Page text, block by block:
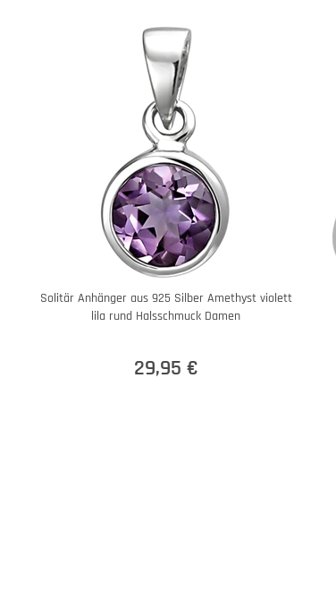
Solitär Anhänger aus 925 Silber Amethyst violett
lila rund Halsschmuck Damen
29,95 €